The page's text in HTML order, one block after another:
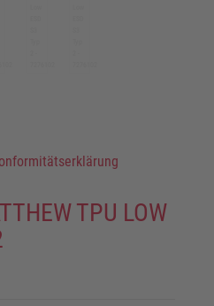
TPU LOW